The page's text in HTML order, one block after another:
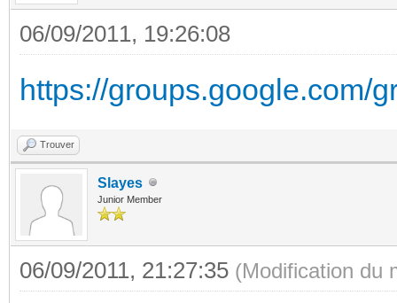
06/09/2011, 19:26:08
https://groups.google.com/
Trouver
Slayes
Junior Member
06/09/2011, 21:27:35 (Modification du